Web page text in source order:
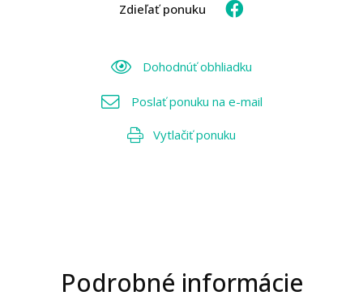
Zdieľať ponuku
Dohodnúť obhliadku
Poslať ponuku na e-mail
Vytlačiť ponuku
Podrobné informácie